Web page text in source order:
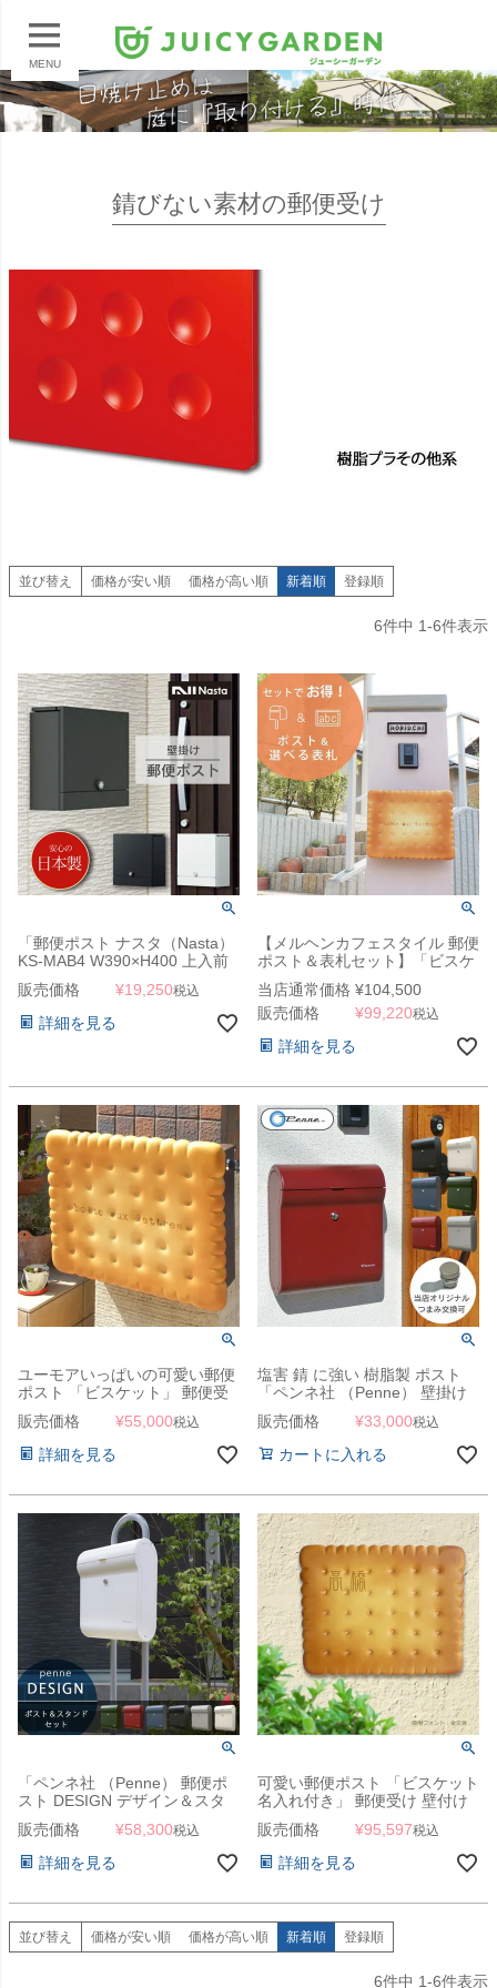
MENU
錆びない素材の郵便受け
並び替え 価格が安い順 価格が高い順 新着順 登録順
6件中 1-6件表示
「郵便ポスト ナスタ（Nasta）
KS-MAB4 W390×H400 上入前
出／壁付・防雨タイプ」 郵便受
け
販売価格 ¥19,250税込
詳細を見る
【メルヘンカフェスタイル 郵便
ポスト＆表札セット】「ビスケ
ット＆ステンレス表札（3種類
から選べる）セット」
当店通常価格 ¥104,500
販売価格
¥99,220税込
詳細を見る
ユーモアいっぱいの可愛い郵便
ポスト 「ビスケット」 郵便受
け 壁付け 表札
販売価格 ¥55,000税込
詳細を見る
塩害 錆 に強い 樹脂製 ポスト
「ペンネ社 （Penne） 壁掛け
郵便ポスト DESIGN デザイ
ン」 郵便受け 壁付け
販売価格 ¥33,000税込
カートに入れる
「ペンネ社 （Penne） 郵便ポ
スト DESIGN デザイン＆スタ
ンドセット」 郵便受け ポール
付き
販売価格 ¥58,300税込
詳細を見る
可愛い郵便ポスト 「ビスケット
名入れ付き」 郵便受け 壁付け
販売価格
¥95,597税込
詳細を見る
並び替え 価格が安い順 価格が高い順 新着順 登録順
6件中 1-6件表示